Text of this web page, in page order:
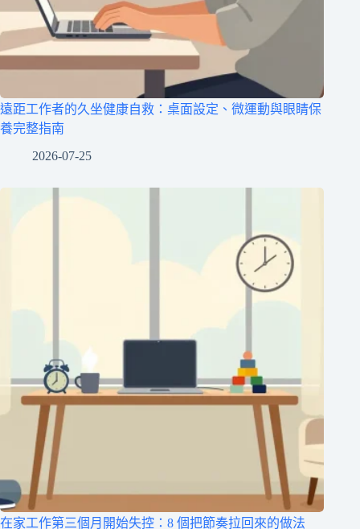
遠距工作者的久坐健康自救：桌面設定、微運動與眼睛保
養完整指南
2026-07-25
在家工作第三個月開始失控：8 個把節奏拉回來的做法